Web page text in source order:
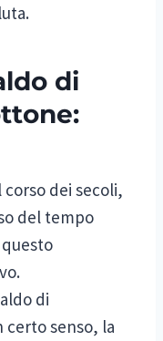
di
dei secoli,
del tempo
di
senso, la